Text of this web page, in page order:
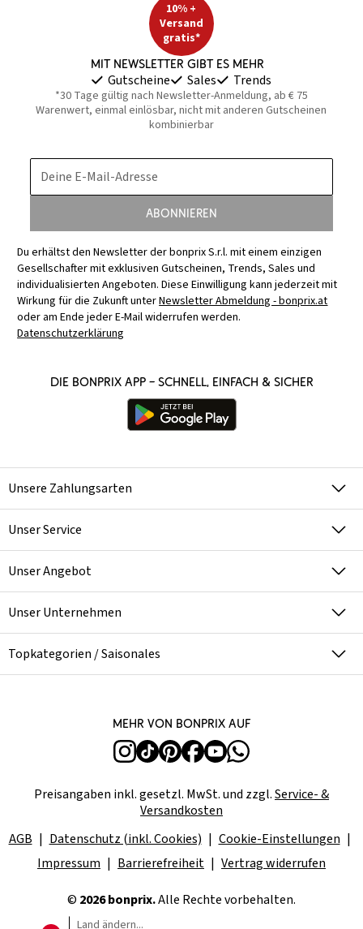
10% +
Versand
gratis*
Mit Newsletter gibt es mehr
Gutscheine Sales Trends
*30 Tage gültig nach Newsletter-Anmeldung, ab € 75
Warenwert, einmal einlösbar, nicht mit anderen Gutscheinen
kombinierbar
Deine E-Mail-Adresse
Abonnieren
Du erhältst den Newsletter der bonprix S.r.l. mit einem einzigen
Gesellschafter mit exklusiven Gutscheinen, Trends, Sales und
individualisierten Angeboten. Diese Einwilligung kann jederzeit mit
Wirkung für die Zukunft unterNewsletter Abmeldung - bonprix.at
oder am Ende jeder E-Mail widerrufen werden.
Datenschutzerklärung
Die bonprix App – schnell, einfach & sicher
Unsere Zahlungsarten
Unser Service
Unser Angebot
Unser Unternehmen
Topkategorien / Saisonales
Mehr von bonprix auf
Preisangaben inkl. gesetzl. MwSt. und zzgl.Service- &
Versandkosten
AGB
Datenschutz (inkl. Cookies)
Cookie-Einstellungen
Impressum
Barrierefreiheit Vertrag widerrufen
© 2026 bonprix.Alle Rechte vorbehalten.
Land ändern...